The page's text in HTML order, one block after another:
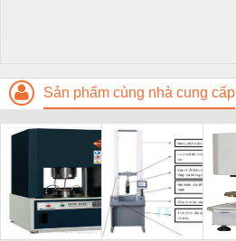
Sản phẩm cùng nhà cung cấp